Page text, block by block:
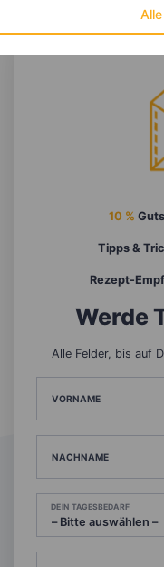
10 %
Tipps &
Rezept-
Werde
Alle Felder, bis auf
VORNAME
NACHNAME
DEIN TAGESBEDARF